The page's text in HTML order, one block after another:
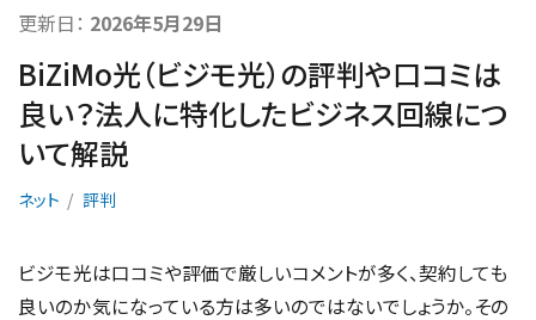
更新日： 2026年5月29日
BiZiMo光（ビジモ光）の評判や口コミは
良い？法人に特化したビジネス回線につ
いて解説
ネット 評判
ビジモ光は口コミや評価で厳しいコメントが多く、契約しても
良いのか気になっている方は多いのではないでしょうか。その